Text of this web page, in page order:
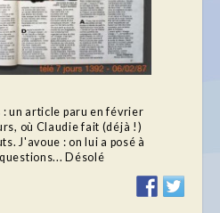
: un article paru en février
où Claudie fait (déjà !)
J'avoue : on lui a posé à
Désolé